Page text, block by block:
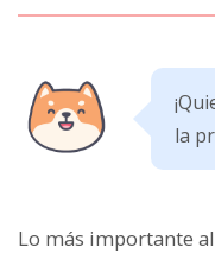
la
Lo más importante